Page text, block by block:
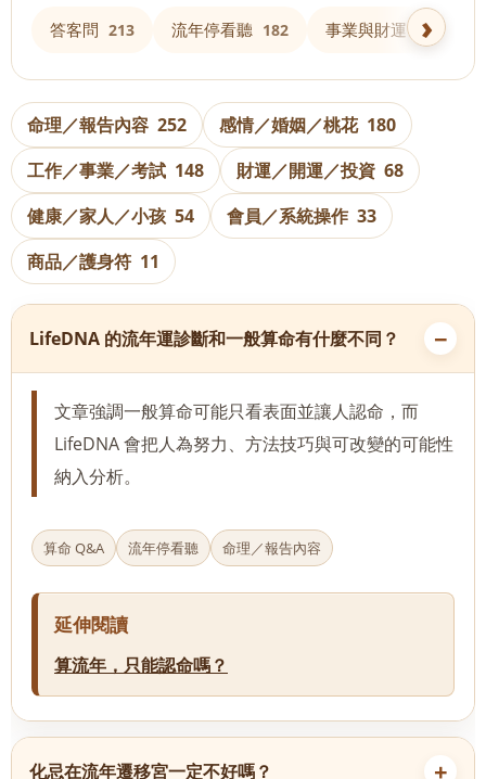
答客問 213 流年停看聽 182 事業與財運 158
命理／報告內容 252 感情／婚姻／桃花 180
工作／事業／考試 148 財運／開運／投資 68
健康／家人／小孩 54 會員／系統操作 33
商品／護身符 11
LifeDNA 的流年運診斷和一般算命有什麼不同？
文章強調一般算命可能只看表面並讓人認命，而
LifeDNA 會把人為努力、方法技巧與可改變的可能性
納入分析。
算命 Q&A 流年停看聽 命理／報告內容
延伸閱讀
算流年，只能認命嗎？
化忌在流年遷移宮一定不好嗎？